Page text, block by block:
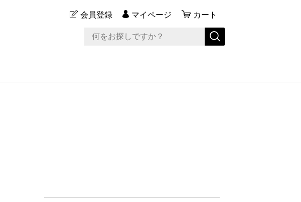
会員登録 マイページ カート